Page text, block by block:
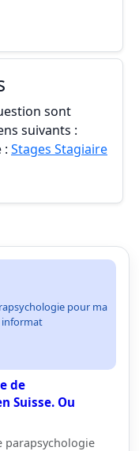
sont
suivants :
: Stages Stagiaire
pour ma
informat
de
Suisse. Ou
parapsychologie